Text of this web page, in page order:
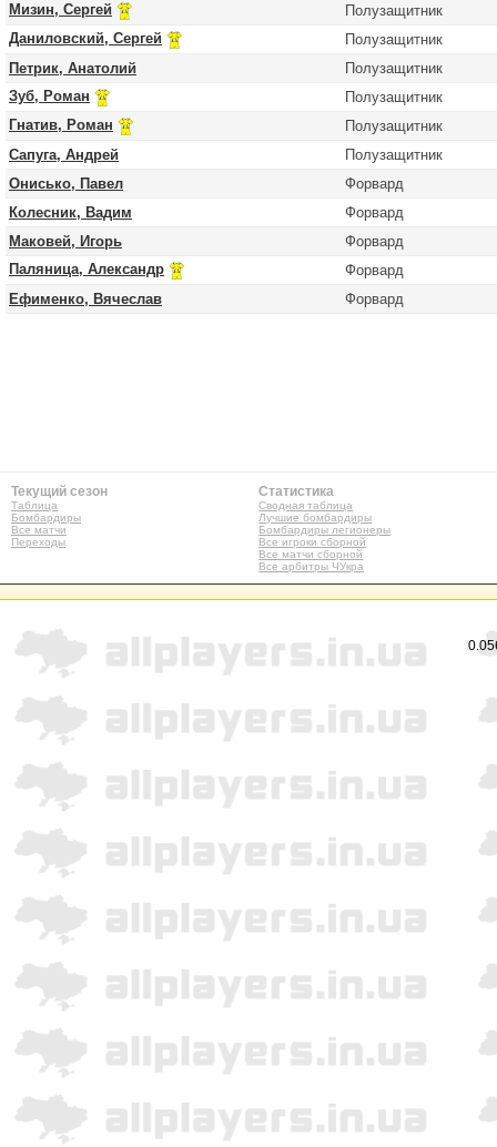
Мизин, Сергей
Полузащитник
Даниловский, Сергей
Полузащитник
Петрик, Анатолий
Полузащитник
Зуб, Роман
Полузащитник
Гнатив, Роман
Полузащитник
Сапуга, Андрей
Полузащитник
Онисько, Павел
Форвард
Колесник, Вадим
Форвард
Маковей, Игорь
Форвард
Паляница, Александр
Форвард
Ефименко, Вячеслав
Форвард
Текущий сезон
Таблица
Бомбардиры
Все матчи
Переходы
Статистика
Сводная таблица
Лучшие бомбардиры
Бомбардиры легионеры
Все игроки сборной
Все матчи сборной
Все арбитры ЧУкра